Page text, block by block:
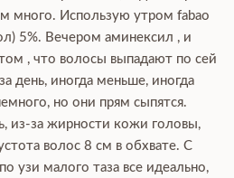
много. Использую утром fabao
5%. Вечером аминексил , и
, что волосы выпадают по сей
день, иногда меньше, иногда
но они прям сыпятся.
из-за жирности кожи головы,
волос 8 см в обхвате. С
узи малого таза все идеально,